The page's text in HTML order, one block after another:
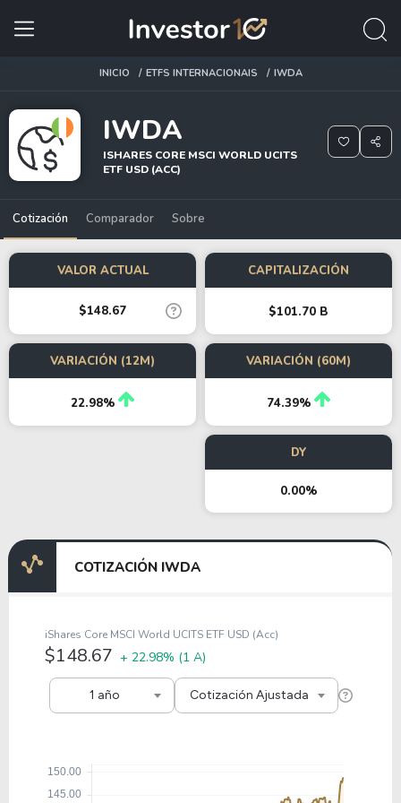
INICIO ETFS INTERNACIONAIS IWDA
IWDA
ISHARES CORE MSCI WORLD UCITS
ETF USD (ACC)
Cotización Comparador Sobre
VALOR ACTUAL
$148.67
CAPITALIZACIÓN
$101.70 B
VARIACIÓN (12M)
22.98%
VARIACIÓN (60M)
74.39%
DY
0.00%
COTIZACIÓN IWDA
1 año
iShares Core MSCI World UCITS ETF USD (Acc)
$148.67 + 22.98% (1 A)
Cotización Ajustada